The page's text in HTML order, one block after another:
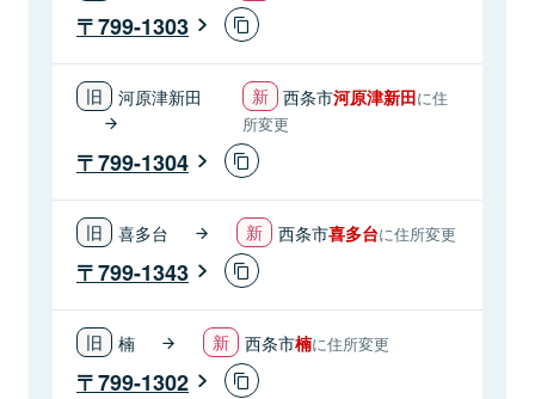
799-1303
河原津新田 西条市河原津新田に住
所変更
799-1304
喜多台 西条市喜多台に住所変更
799-1343
楠 西条市楠に住所変更
799-1302